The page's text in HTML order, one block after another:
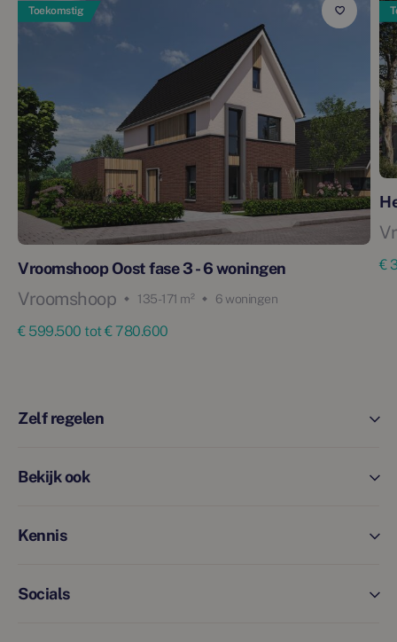
Toekomstig
Vroomshoop Oost fase 3 - 6 woningen
Vroomshoop 135 - 171 m² 6 woningen
€ 599.500 tot € 780.600
€
Zelf regelen
Bekijk ook
Kennis
Socials